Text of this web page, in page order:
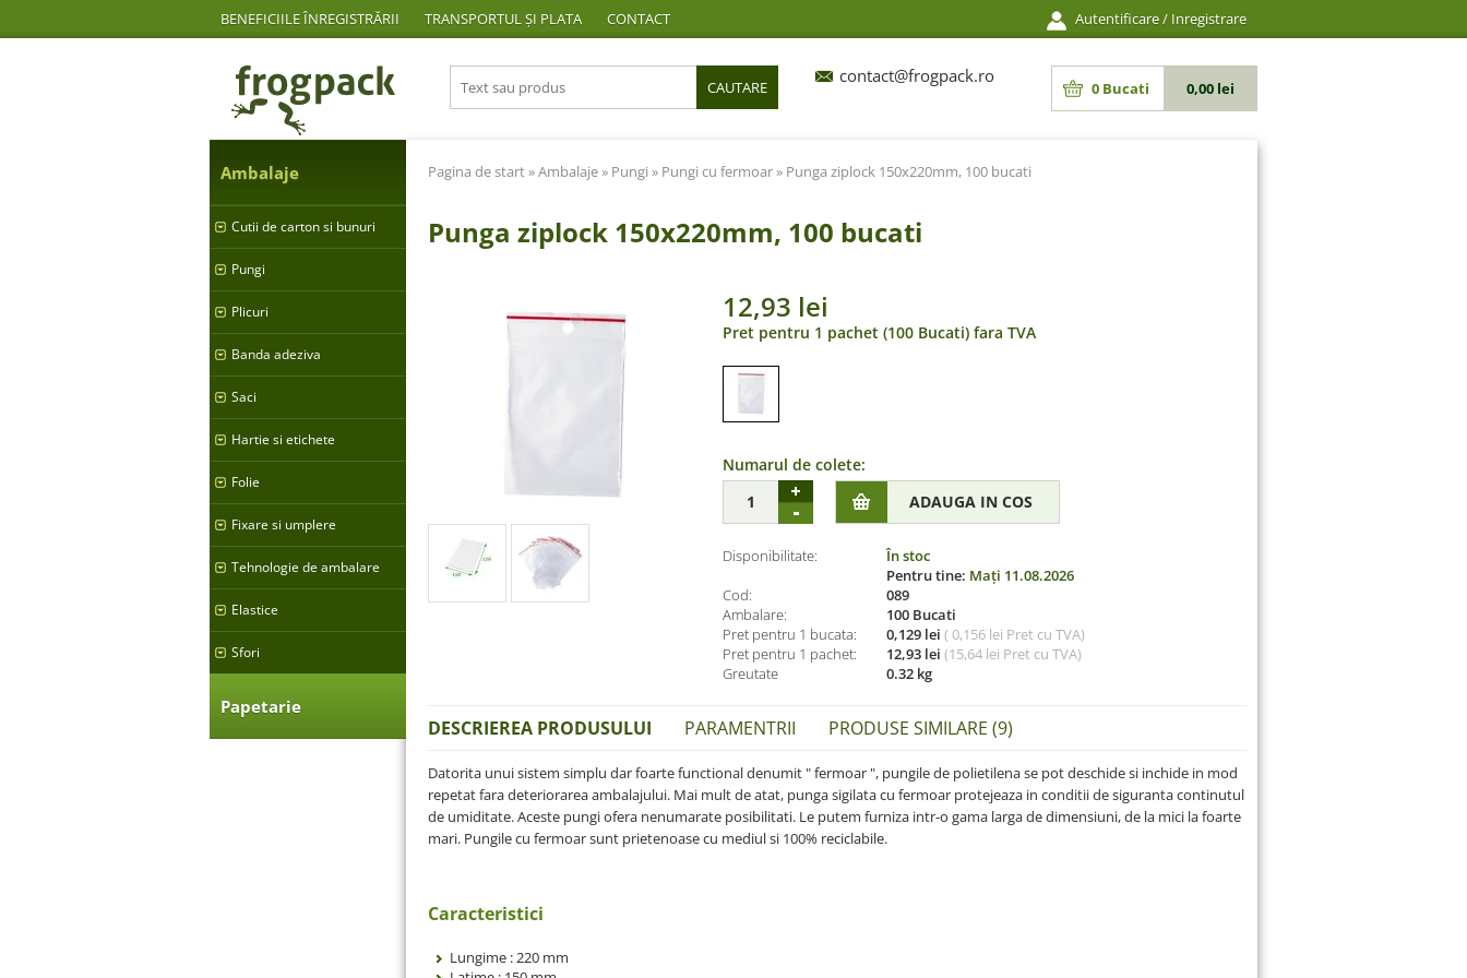
BENEFICIILE ÎNREGISTRĂRII TRANSPORTUL ȘI PLATA CONTACT Autentificare/ Inregistrare
CAUTARE
contact@frogpack.ro
0 Bucati 0,00 lei
Ambalaje
Cutii de carton si bunuri
Pungi
Plicuri
Banda adeziva
Saci
Hartie si etichete
Folie
Fixare si umplere
Tehnologie de ambalare
Elastice
Sfori
Papetarie
Pagina de start»Ambalaje» Pungi » Pungi cu fermoar» Punga ziplock 150x220mm, 100 bucati
Punga ziplock 150x220mm, 100 bucati
12,93 lei
Pret pentru 1 pachet (100 Bucati) fara TVA
Numarul de colete:
Disponibilitate:
În stoc
Pentru tine: Mați 11.08.2026
Cod:
089
Ambalare:
100 Bucati
Pret pentru 1 bucata:
0,129 lei ( 0,156 lei Pret cu TVA)
Pret pentru 1 pachet:
12,93 lei (15,64 lei Pret cu TVA)
Greutate
0.32 kg
DESCRIEREA PRODUSULUI PARAMENTRII PRODUSE SIMILARE (9)
Datorita unui sistem simplu dar foarte functional denumit " fermoar ", pungile de polietilena se pot deschide si inchide in mod
repetat fara deteriorarea ambalajului. Mai mult de atat, punga sigilata cu fermoar protejeaza in conditii de siguranta continutul
de umiditate. Aceste pungi ofera nenumarate posibilitati. Le putem furniza intr-o gama larga de dimensiuni, de la mici la foarte
mari. Pungile cu fermoar sunt prietenoase cu mediul si 100% reciclabile.
Caracteristici
Lungime : 220 mm